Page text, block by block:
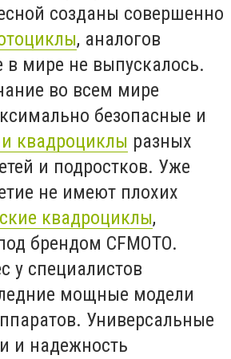
созданы совершенно
, аналогов
в мире не выпускалось.
во всем мире
безопасные и
квадроциклы разных
и подростков. Уже
не имеют плохих
квадроциклы,
брендом CFMOTO.
у специалистов
мощные модели
Универсальные
и надежность